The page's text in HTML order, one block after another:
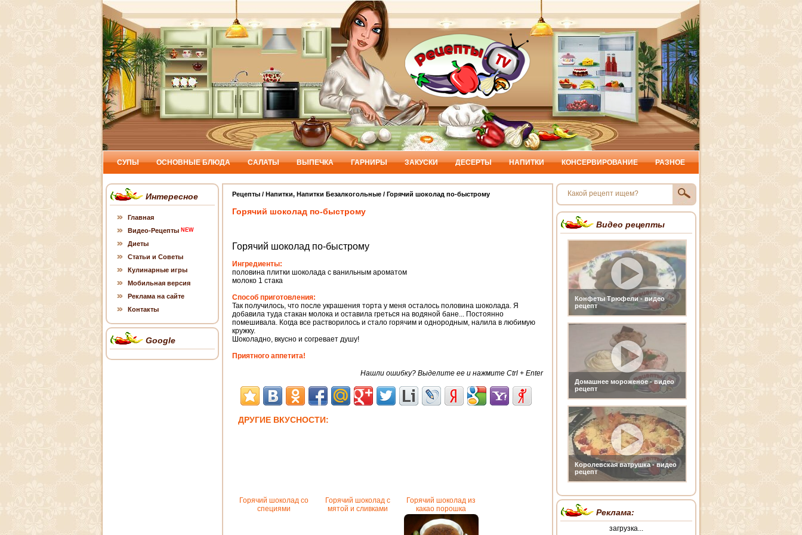
СУПЫ ОСНОВНЫЕ БЛЮДА САЛАТЫ ВЫПЕЧКА ГАРНИРЫ ЗАКУСКИ ДЕСЕРТЫ НАПИТКИ КОНСЕРВИРОВАНИЕ РАЗНОЕ
Рецепты / Напитки, Напитки Безалкогольные / Горячий шоколад по-быстрому
Горячий шоколад по-быстрому
Горячий шоколад по-быстрому
Ингредиенты:
половина плитки шоколада с ванильным ароматом
молоко 1 стака
Способ приготовления:
Так получилось, что после украшения торта у меня осталось половина шоколада. Я
добавила туда стакан молока и оставила греться на водяной бане... Постоянно
помешивала. Когда все растворилось и стало горячим и однородным, налила в любимую
кружку.
Шоколадно, вкусно и согревает душу!
Приятного аппетита!
Нашли ошибку? Выделите ее и нажмите Ctrl + Enter
ДРУГИЕ ВКУСНОСТИ:
Горячий шоколад со
специями
Горячий шоколад с
мятой и сливками
Горячий шоколад из
какао порошка
Интересное
Главная
Видео-Рецепты NEW
Диеты
Статьи и Советы
Кулинарные игры
Мобильная версия
Реклама на сайте
Контакты
Google
Видео рецепты
Конфеты Трюфели - видео
рецепт
Домашнее мороженое - видео
рецепт
Королевская ватрушка - видео
рецепт
Реклама:
загрузка...